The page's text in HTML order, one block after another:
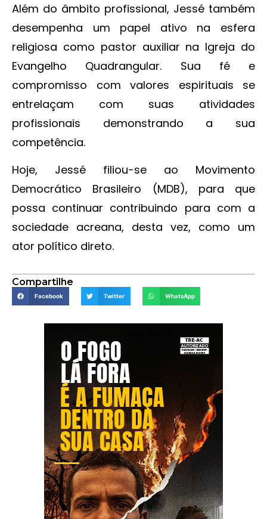
Além do âmbito profissional, Jessé também
desempenha um papel ativo na esfera
religiosa como pastor auxiliar na Igreja do
Evangelho Quadrangular. Sua fé e
compromisso com valores espirituais se
entrelaçam com suas atividades
profissionais demonstrando a sua
competência.
Hoje, Jessé filiou-se ao Movimento
Democrático Brasileiro (MDB), para que
possa continuar contribuindo para com a
sociedade acreana, desta vez, como um
ator político direto.
Compartilhe
Facebook Twitter WhatsApp